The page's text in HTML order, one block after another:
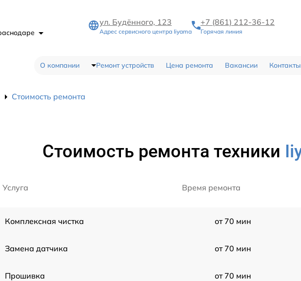
ул. Будённого, 123
Адрес сервисного центра Iiyama
+7 (861) 212-36-12
Горячая линия
О компании Ремонт устройств Цена ремонта Вакансии Контакты
Стоимость ремонта
Стоимость ремонта техники
Услуга Время ремонта
Комплексная чистка от 70 мин
Замена датчика от 70 мин
Прошивка от 70 мин